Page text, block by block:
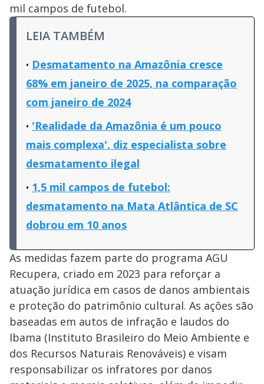
mil campos de futebol.
LEIA TAMBÉM
Desmatamento na Amazônia cresce
68% em janeiro de 2025, na comparação
com janeiro de 2024
'Realidade da Amazônia é um pouco
mais complexa', diz especialista sobre
desmatamento ilegal
1,5 mil campos de futebol:
desmatamento na Mata Atlântica de SC
dobrou em 10 anos
As medidas fazem parte do programa AGU
Recupera, criado em 2023 para reforçar a
atuação jurídica em casos de danos ambientais
e proteção do patrimônio cultural. As ações são
baseadas em autos de infração e laudos do
Ibama (Instituto Brasileiro do Meio Ambiente e
dos Recursos Naturais Renováveis) e visam
responsabilizar os infratores por danos